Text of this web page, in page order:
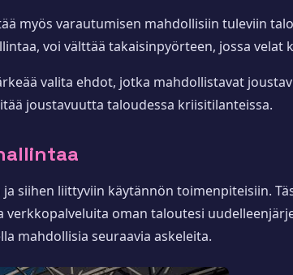
myös varautumisen mahdollisiin tuleviin
voi välttää takaisinpyörteen, jossa velat
valita ehdot, jotka mahdollistavat
joustavuutta taloudessa kriisitilanteissa.
siihen liittyviin käytännön toimenpiteisiin.
oman taloutesi
mahdollisia seuraavia askeleita.